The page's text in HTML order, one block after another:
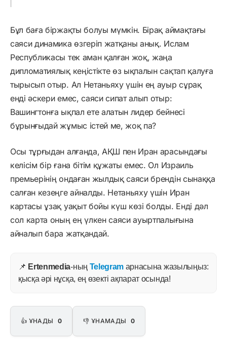
Бұл баға біржақты болуы мүмкін. Бірақ аймақтағы
саяси динамика өзгеріп жатқаны анық. Ислам
Республикасы тек аман қалған жоқ, жаңа
дипломатиялық кеңістікте өз ықпалын сақтап қалуға
тырысып отыр. Ал Нетаньяху үшін ең ауыр сұрақ
енді әскери емес, саяси сипат алып отыр:
Вашингтонға ықпал ете алатын лидер бейнесі
бұрынғыдай жұмыс істей ме, жоқ па?
Осы тұрғыдан алғанда, АҚШ пен Иран арасындағы
келісім бір ғана бітім құжаты емес. Ол Израиль
премьерінің ондаған жылдық саяси брендін сынаққа
салған кезеңге айналды. Нетаньяху үшін Иран
картасы ұзақ уақыт бойы күш көзі болды. Енді дәл
сол карта оның ең үлкен саяси ауыртпалығына
айналып бара жатқандай.
📌 Ertenmedia-ның Telegram арнасына жазылыңыз:
қысқа әрі нұсқа, ең өзекті ақпарат осында!
👍 ҰНАДЫ 0 👎 ҰНАМАДЫ 0